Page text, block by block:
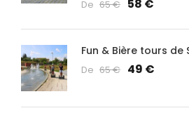
De 65 € 58 €
Fun & Bière tours de
De 65 € 49 €